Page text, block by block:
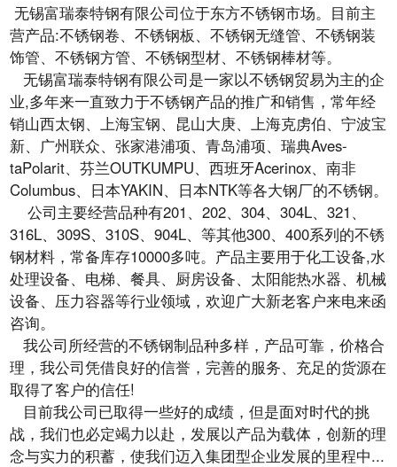
无锡富瑞泰特钢有限公司位于东方不锈钢市场。目前主
营产品:不锈钢卷、不锈钢板、不锈钢无缝管、不锈钢装
饰管、不锈钢方管、不锈钢型材、不锈钢棒材等。
无锡富瑞泰特钢有限公司是一家以不锈钢贸易为主的企
业,多年来一直致力于不锈钢产品的推广和销售，常年经
销山西太钢、上海宝钢、昆山大庚、上海克虏伯、宁波宝
新、广州联众、张家港浦项、青岛浦项、瑞典Aves-
taPolarit、芬兰OUTKUMPU、西班牙Acerinox、南非
Columbus、日本YAKIN、日本NTK等各大钢厂的不锈钢。
公司主要经营品种有201、202、304、304L、321、
316L、309S、310S、904L、等其他300、400系列的不锈
钢材料，常备库存10000多吨。产品主要用于化工设备,水
处理设备、电梯、餐具、厨房设备、太阳能热水器、机械
设备、压力容器等行业领域，欢迎广大新老客户来电来函
咨询。
我公司所经营的不锈钢制品种多样，产品可靠，价格合
理，我公司凭借良好的信誉，完善的服务、充足的货源在
取得了客户的信任!
目前我公司已取得一些好的成绩，但是面对时代的挑
战，我们也必定竭力以赴，发展以产品为载体，创新的理
念与实力的积蓄，使我们迈入集团型企业发展的里程中...